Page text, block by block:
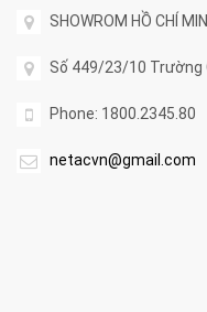
SHOWROM HỒ CHÍ
Số 449/23/10 Trường
Phone: 1800.2345.80
netacvn@gmail.com